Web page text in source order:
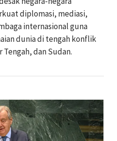
diplomasi, mediasi,
internasional guna
dunia di tengah konflik
dan Sudan.